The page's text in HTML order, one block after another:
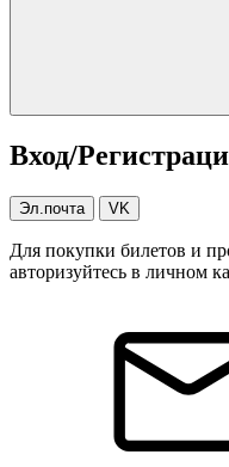
Вход/
Эл.почта VK
Для покупки билетов и
авторизуйтесь в личном